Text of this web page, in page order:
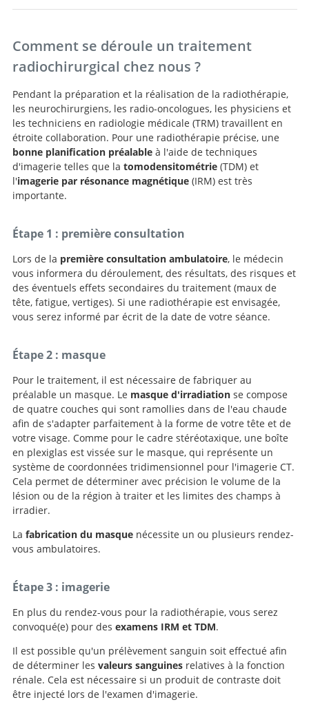
Comment se déroule un traitement
radiochirurgical chez nous ?
Pendant la préparation et la réalisation de la radiothérapie,
les neurochirurgiens, les radio-oncologues, les physiciens et
les techniciens en radiologie médicale (TRM) travaillent en
étroite collaboration. Pour une radiothérapie précise, une
bonne planification préalableà l'aide de techniques
d'imagerie telles que la tomodensitométrie (TDM) et
l'imagerie par résonance magnétique (IRM) est très
importante.
Étape 1 : première consultation
Lors de la première consultation ambulatoire, le médecin
vous informera du déroulement, des résultats, des risques et
des éventuels effets secondaires du traitement (maux de
tête, fatigue, vertiges). Si une radiothérapie est envisagée,
vous serez informé par écrit de la date de votre séance.
Étape 2 : masque
Pour le traitement, il est nécessaire de fabriquer au
préalable un masque. Le masque d'irradiationse compose
de quatre couches qui sont ramollies dans de l'eau chaude
afin de s'adapter parfaitement à la forme de votre tête et de
votre visage. Comme pour le cadre stéréotaxique, une boîte
en plexiglas est vissée sur le masque, qui représente un
système de coordonnées tridimensionnel pour l'imagerie CT.
Cela permet de déterminer avec précision le volume de la
lésion ou de la région à traiter et les limites des champs à
irradier.
La fabrication du masquenécessite un ou plusieurs rendez-
vous ambulatoires.
Étape 3 : imagerie
En plus du rendez-vous pour la radiothérapie, vous serez
convoqué(e) pour des examens IRM et TDM.
Il est possible qu'un prélèvement sanguin soit effectué afin
de déterminer les valeurs sanguines relatives à la fonction
rénale. Cela est nécessaire si un produit de contraste doit
être injecté lors de l'examen d'imagerie.